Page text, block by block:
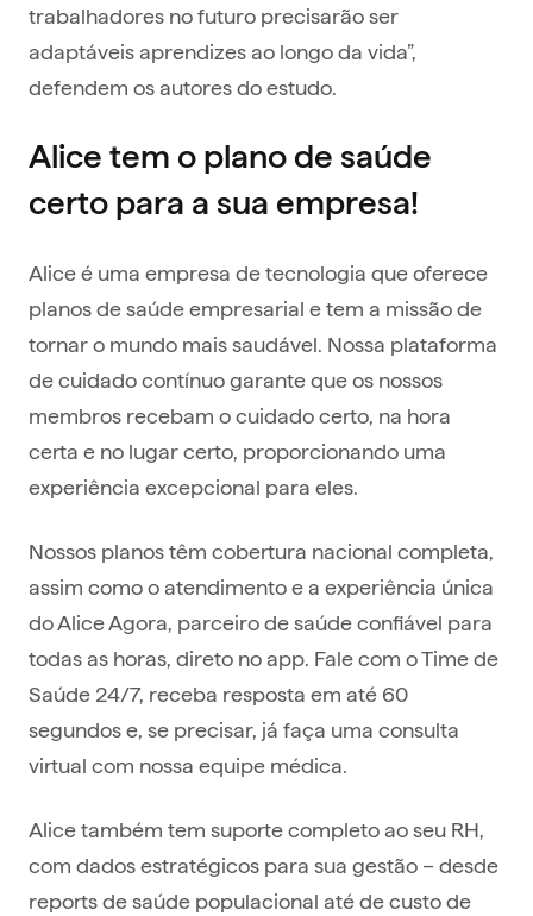
trabalhadores no futuro precisarão ser
adaptáveis aprendizes ao longo da vida”,
defendem os autores do estudo.
Alice tem o plano de saúde
certo para a sua empresa!
Alice é uma empresa de tecnologia que oferece
planos de saúde empresarial e tem a missão de
tornar o mundo mais saudável. Nossa plataforma
de cuidado contínuo garante que os nossos
membros recebam o cuidado certo, na hora
certa e no lugar certo, proporcionando uma
experiência excepcional para eles.
Nossos planos têm cobertura nacional completa,
assim como o atendimento e a experiência única
do Alice Agora, parceiro de saúde confiável para
todas as horas, direto no app. Fale com o Time de
Saúde 24/7, receba resposta em até 60
segundos e, se precisar, já faça uma consulta
virtual com nossa equipe médica.
Alice também tem suporte completo ao seu RH,
com dados estratégicos para sua gestão – desde
reports de saúde populacional até de custo de